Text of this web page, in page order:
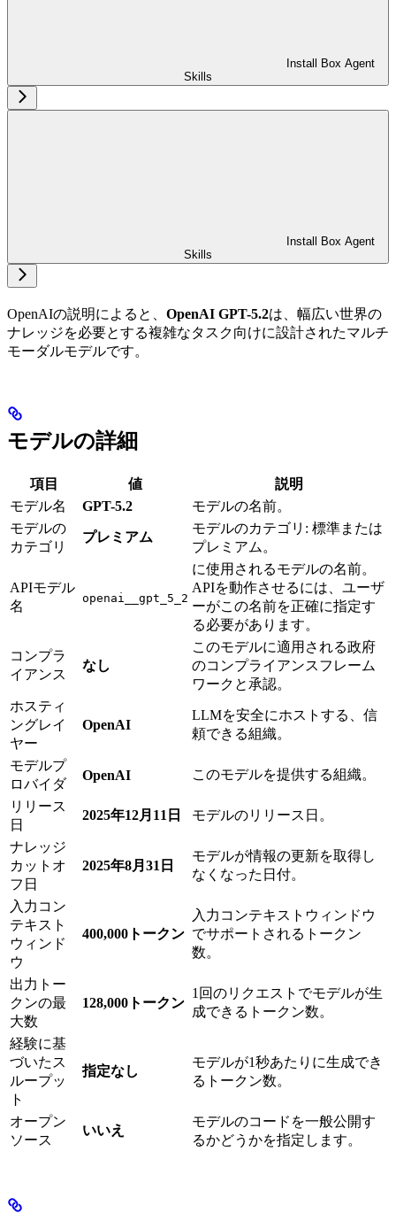
Install Box Agent
Skills
Install Box Agent
Skills
OpenAIの説明によると、 OpenAI GPT-5.2は、幅広い世界の
ナレッジを必要とする複雑なタスク向けに設計されたマルチ
モーダルモデルです。
モデルの詳細
項目 値
説明
モデル名
GPT-5.2
モデルの名前。
モデルの
カテゴリ
プレミアム
モデルのカテゴリ: 標準または
プレミアム。
APIモデル
名
openai__gpt_5_2
に使用されるモデルの名前。
APIを動作させるには、ユーザ
ーがこの名前を正確に指定す
る必要があります。
コンプラ
イアンス
なし
このモデルに適用される政府
のコンプライアンスフレーム
ワークと承認。
ホスティ
ングレイ
ヤー
OpenAI
LLMを安全にホストする、信
頼できる組織。
モデルプ
ロバイダ
OpenAI このモデルを提供する組織。
リリース
日
2025年12月11日 モデルのリリース日。
ナレッジ
カットオ
フ日
2025年8月31日
モデルが情報の更新を取得し
なくなった日付。
入力コン
テキスト
ウィンド
ウ
400,000トークン
入力コンテキストウィンドウ
でサポートされるトークン
数。
出力トー
クンの最
大数
128,000トークン
1回のリクエストでモデルが生
成できるトークン数。
経験に基
づいたス
ループッ
ト
指定なし
モデルが1秒あたりに生成でき
るトークン数。
オープン
ソース
いいえ
モデルのコードを一般公開す
るかどうかを指定します。